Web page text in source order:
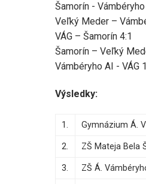
Šamorín -
Veľký Meder –
VÁG – Šamorín 4:1
Šamorín – Veľký
Vámbéryho AI - VÁG
Výsledky:
1. Gymnázium Á.
2. ZŠ Mateja Bela
3. ZŠ Á.